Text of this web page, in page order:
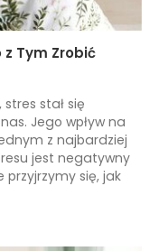
Tym Zrobić
stał się
Jego wpływ na
z najbardziej
jest negatywny
przyjrzymy się, jak